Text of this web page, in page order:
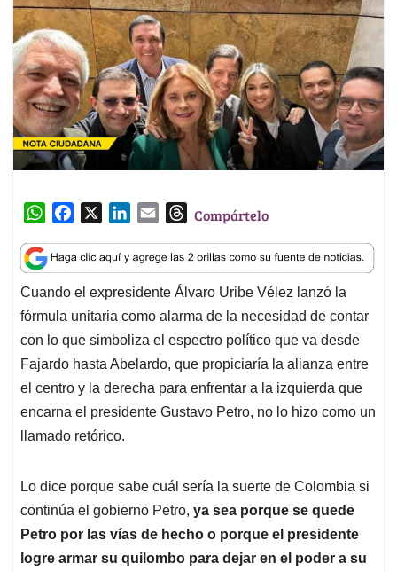
W
a
t
s
A
p
p
c
e
b
o
o
k
n
k
e
d
I
n
a
i
l
T
r
e
a
d
s
Compártelo
Cuando el expresidente Álvaro Uribe Vélez lanzó la
fórmula unitaria como alarma de la necesidad de contar
con lo que simboliza el espectro político que va desde
Fajardo hasta Abelardo, que propiciaría la alianza entre
el centro y la derecha para enfrentar a la izquierda que
encarna el presidente Gustavo Petro, no lo hizo como un
llamado retórico.
Lo dice porque sabe cuál sería la suerte de Colombia si
continúa el gobierno Petro, ya sea porque se quede
Petro por las vías de hecho o porque el presidente
logre armar su quilombo para dejar en el poder a su